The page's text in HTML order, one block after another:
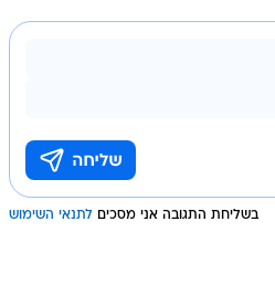
בשליחת התגובה אני מסכים לתנאי השימוש